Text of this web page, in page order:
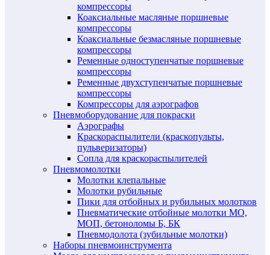
компрессоры
Коаксиальные масляные поршневые
компрессоры
Коаксиальные безмасляные поршневые
компрессоры
Ременные одноступенчатые поршневые
компрессоры
Ременные двухступенчатые поршневые
компрессоры
Компрессоры для аэрографов
Пневмоборудование для покраски
Аэрографы
Краскораспылители (краскопульты,
пульверизаторы)
Сопла для краскораспылителей
Пневмомолотки
Молотки клепальные
Молотки рубильные
Пики для отбойных и рубильных молотков
Пневматические отбойные молотки МО,
МОП, бетоноломы Б, БК
Пневмодолота (зубильные молотки)
Наборы пневмоинструмента